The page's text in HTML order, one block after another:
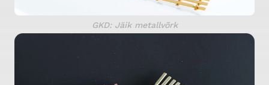
GKD: Jäik metallvõrk